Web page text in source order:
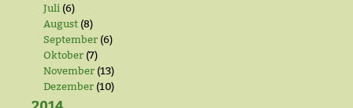
Juli (6)
August (8)
September (6)
Oktober (7)
November (13)
Dezember (10)